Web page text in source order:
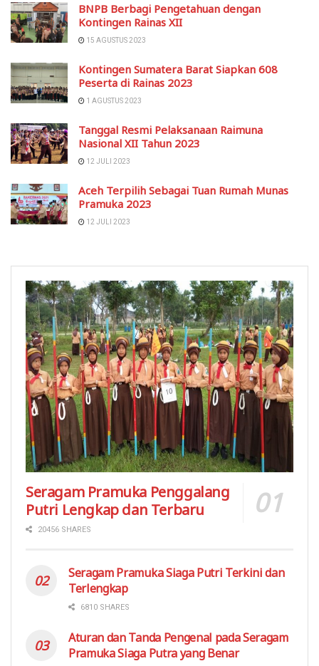
BNPB Berbagi Pengetahuan dengan
Kontingen Rainas XII
15 AGUSTUS 2023
Kontingen Sumatera Barat Siapkan 608
Peserta di Rainas 2023
1 AGUSTUS 2023
Tanggal Resmi Pelaksanaan Raimuna
Nasional XII Tahun 2023
12 JULI 2023
Aceh Terpilih Sebagai Tuan Rumah Munas
Pramuka 2023
12 JULI 2023
Seragam Pramuka Penggalang
Putri Lengkap dan Terbaru
20456 SHARES
Seragam Pramuka Siaga Putri Terkini dan
Terlengkap
6810 SHARES
Aturan dan Tanda Pengenal pada Seragam
Pramuka Siaga Putra yang Benar